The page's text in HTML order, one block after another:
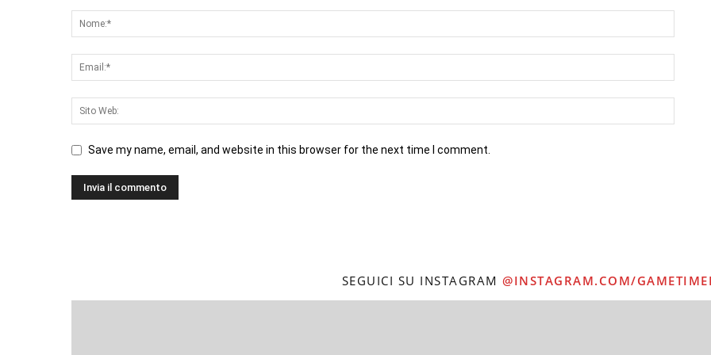
Save my name, email, and website in this browser for the next time I comment.
SEGUICI SU INSTAGRAM @INSTAGRAM.COM/